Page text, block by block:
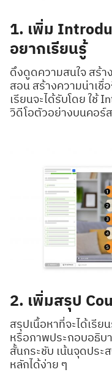
1. เพิ่ม
อยากเรียนรู้
ดึงดูดความสนใจ สร้า
สอน สร้างความน่าเชื่
เรียนจะได้รับโดย ใช้
วิดีโอตัวอย่างบนคอร์
2. เพิ่มสรุป
สรุปเนื้อหาที่จะได้เรีย
หรือภาพประกอบอธิบ
สั้นกระชับ เน้นจุดประ
หลักได้ง่าย ๆ